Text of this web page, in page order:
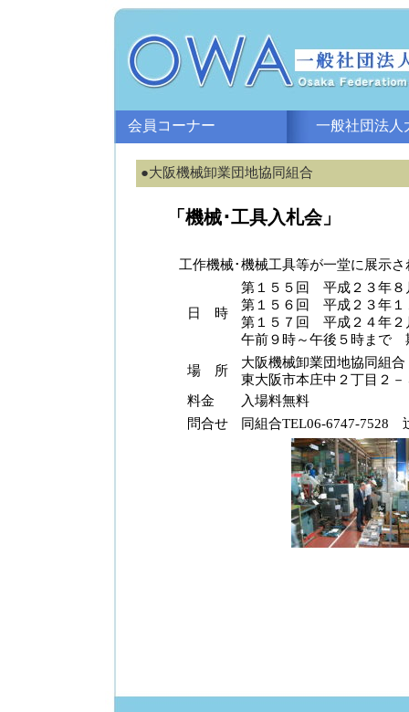
会員コーナー 一般社団法人
●大阪機械卸業団地協同組合
「機械･工具入札会」
工作機械･機械工具等が一堂に展示
日 時
第１５５回 平成２３年８
第１５６回 平成２３年１
第１５７回 平成２４年２
午前９時～午後５時まで
場 所
大阪機械卸業団地協同組
東大阪市本庄中２丁目２－
料金
入場料無料
問合せ
同組合TEL06-6747-7528